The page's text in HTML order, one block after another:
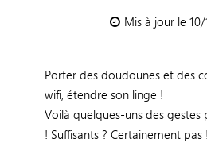
Mis à jour le
Porter des doudounes et des
wifi, étendre son linge !
Voilà quelques-uns des gestes
! Suffisants ? Certainement pas !